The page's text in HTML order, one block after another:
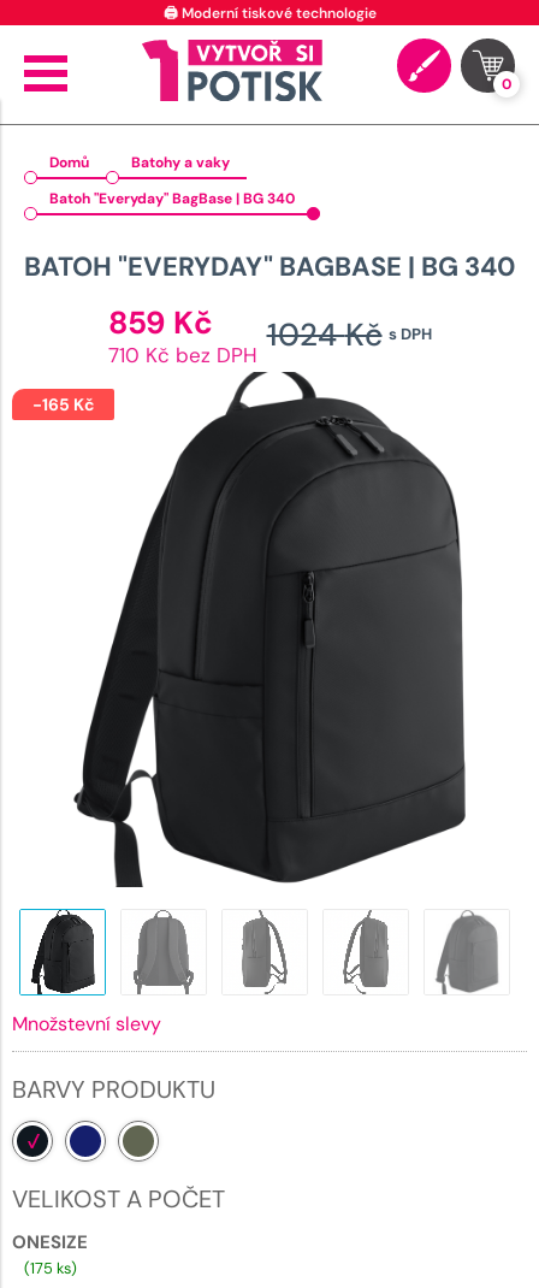
⭐ 4.9 na Google za posledních 30 dní
0
Domů
Batohy a vaky
Batoh "Everyday" BagBase | BG 340
BATOH "EVERYDAY" BAGBASE | BG 340
s DPH
1024Kč
byla:
1024
859 Kč cena
859 Kč.
710 Kč bez DPH
-165 Kč
Množstevní slevy
BARVY PRODUKTU
VELIKOST A POČET
ONESIZE
(175 ks)